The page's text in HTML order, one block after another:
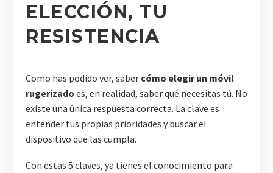
ELECCIÓN, TU
RESISTENCIA
Como has podido ver, saber cómo elegir un móvil
rugerizado es, en realidad, saber qué necesitas tú. No
existe una única respuesta correcta. La clave es
entender tus propias prioridades y buscar el
dispositivo que las cumpla.
Con estas 5 claves, ya tienes el conocimiento para